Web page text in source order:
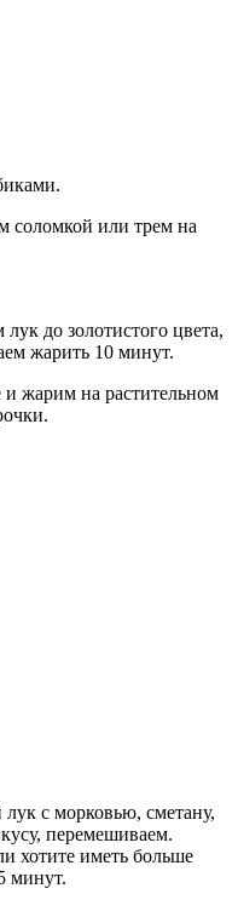
соломкой или трем на
до золотистого цвета,
жарить 10 минут.
жарим на растительном
с морковью, сметану,
перемешиваем.
хотите иметь больше
минут.